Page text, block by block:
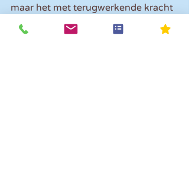
maar het met terugwerkende kracht
ongedaan maken van deze
aanvulling werd in strijd geacht met